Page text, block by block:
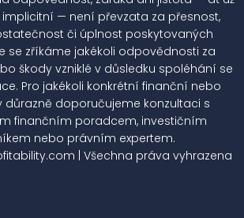
— není převzata za přesnost,
či úplnost poskytovaných
se zříkáme jakékoli odpovědnosti za
škody vzniklé v důsledku spoléhání se
Pro jakékoli konkrétní finanční nebo
důrazně doporučujeme konzultaci s
finančním poradcem, investičním
nebo právním expertem.
| Všechna práva vyhrazena